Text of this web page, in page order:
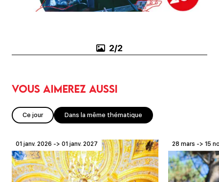
2/2
Vous aimerez aussi
Ce jour Dans la même thématique
01 janv. 2026 -> 01 janv. 2027 28 mars -> 15